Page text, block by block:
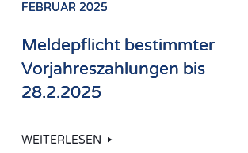
FEBRUAR 2025
Meldepflicht bestimmter
Vorjahreszahlungen bis
28.2.2025
WEITERLESEN